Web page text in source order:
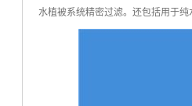
水植被系统精密过滤。还包括用于